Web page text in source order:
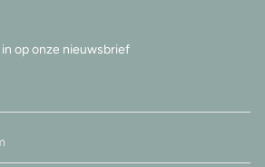
op onze nieuwsbrief